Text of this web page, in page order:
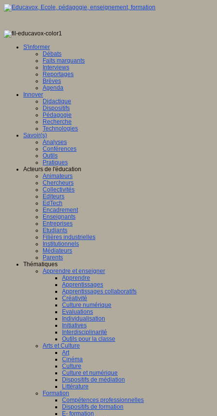
S'informer
Débats
Faits marquants
Interviews
Reportages
Brèves
Agenda
Innover
Didactique
Dispositifs
Pédagogie
Recherche
Technologies
Savoir(s)
Analyses
Conférences
Outils
Pratiques
Acteurs de l'éducation
Animateurs
Chercheurs
Collectivités
Editeurs
EdTech
Encadrement
Enseignants
Entreprises
Etudiants
Filières industrielles
Institutionnels
Médiateurs
Parents
Thématiques
Apprendre et enseigner
Apprendre
Apprentissages
Apprentissages collaboratifs
Créativité
Culture numérique
Evaluations
Individualisation
Initiatives
Interdisciplinarité
Outils pour la classe
Arts et Culture
Art
Cinéma
Culture
Culture et numérique
Dispositifs de médiation
Littérature
Formation
Compétences professionnelles
Dispositifs de formation
E- formation